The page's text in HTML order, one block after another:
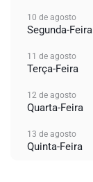
10 de agosto
Segunda-Feira
11 de agosto
Terça-Feira
12 de agosto
Quarta-Feira
13 de agosto
Quinta-Feira